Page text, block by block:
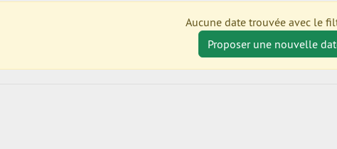
Aucune date trouvée avec le
Proposer une nouvelle